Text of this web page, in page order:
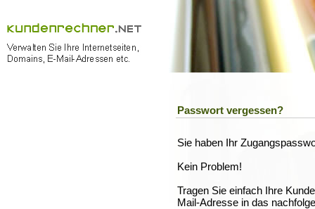
Passwort vergessen?
Sie haben Ihr
Kein Problem!
Tragen Sie einfach Ihre
Mail-Adresse in das